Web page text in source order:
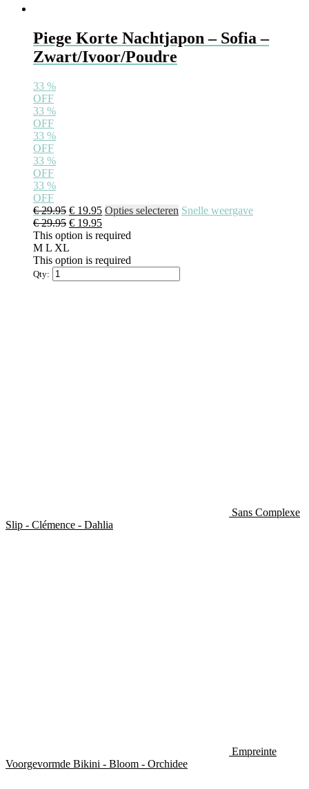
Piege Korte Nachtjapon – Sofia –
Zwart/Ivoor/Poudre
33 %
OFF
33 %
OFF
33 %
OFF
33 %
OFF
33 %
OFF
€29.95 € 19.95 Opties selecteren Snelle weergave
€29.95 € 19.95
This option is required
M L XL
This option is required
Qty:
Sans Complexe
Slip - Clémence - Dahlia
Empreinte
Voorgevormde Bikini - Bloom - Orchidee